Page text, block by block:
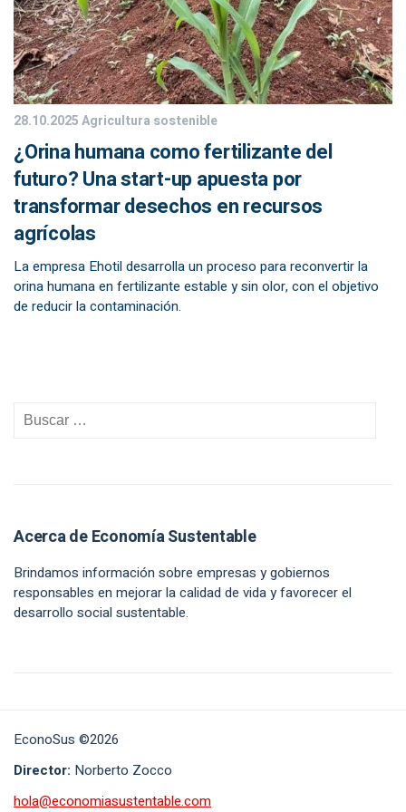
28.10.2025Agricultura sostenible
¿Orina humana como fertilizante del
futuro? Una start-up apuesta por
transformar desechos en recursos
agrícolas
La empresa Ehotil desarrolla un proceso para reconvertir la
orina humana en fertilizante estable y sin olor, con el objetivo
de reducir la contaminación.
Acerca de Economía Sustentable
Brindamos información sobre empresas y gobiernos
responsables en mejorar la calidad de vida y favorecer el
desarrollo social sustentable.
EconoSus ©2026
Director: Norberto Zocco
hola@economiasustentable.com